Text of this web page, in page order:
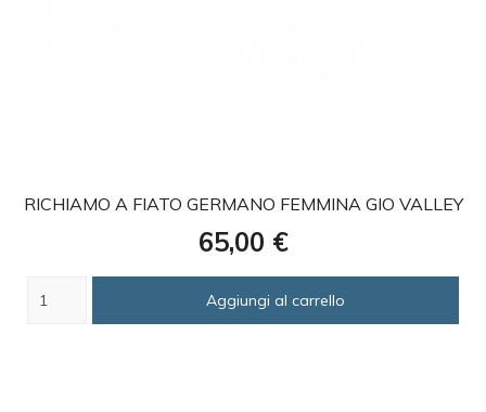
RICHIAMO A FIATO GERMANO FEMMINA GIO VALLEY
Prezzo
65,00 €
Aggiungi al carrello